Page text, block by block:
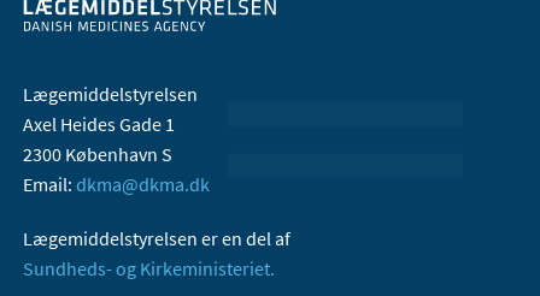
Lægemiddelstyrelsen
Axel Heides Gade 1
2300 København S
Email: dkma@dkma.dk
Lægemiddelstyrelsen er en del af
Sundheds- og Kirkeministeriet.